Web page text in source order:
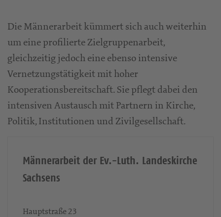
Die Männerarbeit kümmert sich auch weiterhin
um eine profilierte Zielgruppenarbeit,
gleichzeitig jedoch eine ebenso intensive
Vernetzungstätigkeit mit hoher
Kooperationsbereitschaft. Sie pflegt dabei den
intensiven Austausch mit Partnern in Kirche,
Politik, Institutionen und Zivilgesellschaft.
Männerarbeit der Ev.-Luth. Landeskirche
Sachsens
Hauptstraße 23